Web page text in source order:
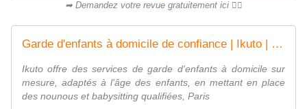
➡ Demandez votre revue gratuitement ici 👌🏻
Garde d'enfants à domicile de confiance | Ikuto | Paris - France
Ikuto offre des services de garde d'enfants à domicile sur
mesure, adaptés à l'âge des enfants, en mettant en place
des nounous et babysitting qualifiées, Paris